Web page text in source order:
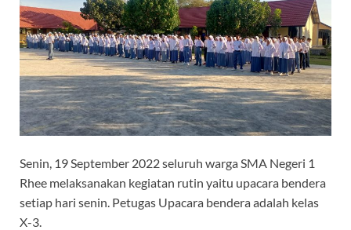
Senin, 19 September 2022 seluruh warga SMA Negeri 1
Rhee melaksanakan kegiatan rutin yaitu upacara bendera
setiap hari senin. Petugas Upacara bendera adalah kelas
X-3.